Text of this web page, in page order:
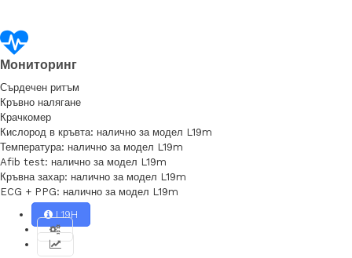
Мониторинг
Сърдечен ритъм
Кръвно налягане
Крачкомер
Кислород в кръвта: налично за модел L19m
Температура: налично за модел L19m
Afib test: налично за модел L19m
Кръвна захар: налично за модел L19m
ECG + PPG: налично за модел L19m
L19H